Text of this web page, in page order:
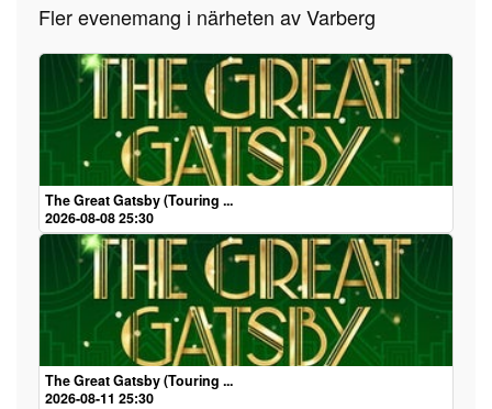
Fler evenemang i närheten av Varberg
The Great Gatsby (Touring ...
2026-08-08 25:30
The Great Gatsby (Touring ...
2026-08-11 25:30